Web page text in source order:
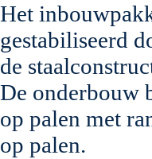
Het
gestabiliseerd
de
De onderbouw
op palen met
op palen.